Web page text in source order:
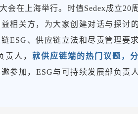
会在上海举行。时值Sedex成立20
相关方，为大家创建对话与探讨
ESG、供应链立法和尽责管理要
责人，就供应链端的热门议题，
参加，ESG与可持续发展部负责